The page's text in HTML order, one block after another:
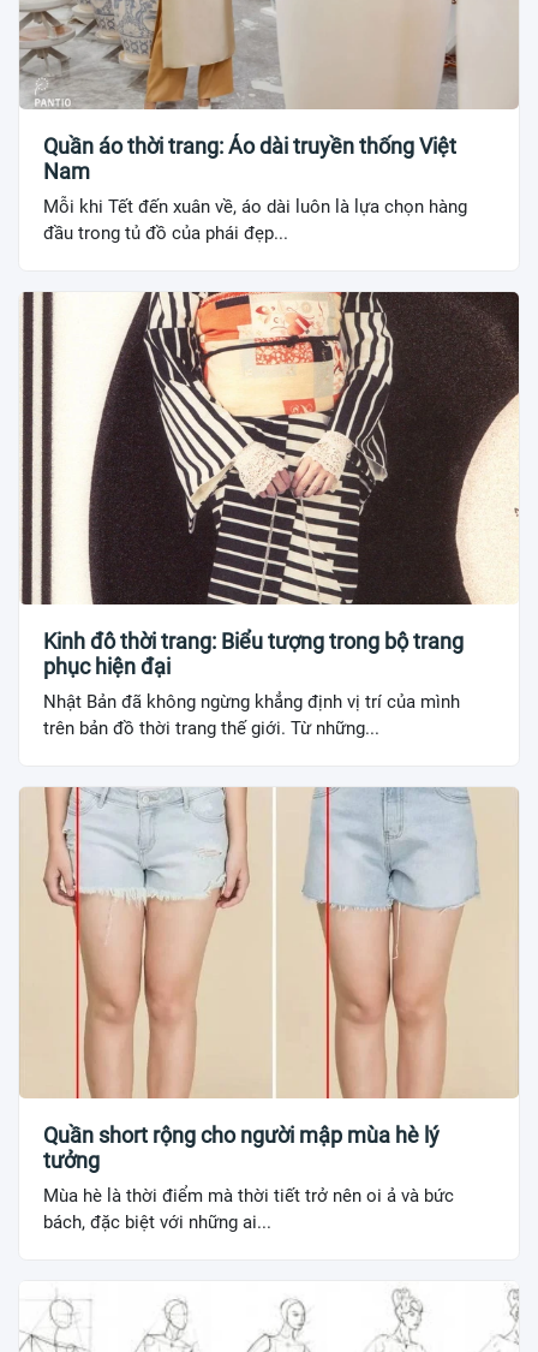
Quần áo thời trang: Áo dài truyền thống Việt
Nam
Mỗi khi Tết đến xuân về, áo dài luôn là lựa chọn hàng
đầu trong tủ đồ của phái đẹp...
Kinh đô thời trang: Biểu tượng trong bộ trang
phục hiện đại
Nhật Bản đã không ngừng khẳng định vị trí của mình
trên bản đồ thời trang thế giới. Từ những...
Quần short rộng cho người mập mùa hè lý
tưởng
Mùa hè là thời điểm mà thời tiết trở nên oi ả và bức
bách, đặc biệt với những ai...